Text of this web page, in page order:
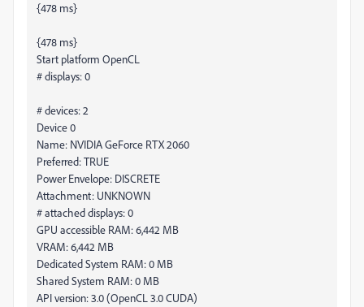
{478 ms}
{478 ms}
Start platform OpenCL
# displays: 0
# devices: 2
Device 0
Name: NVIDIA GeForce RTX 2060
Preferred: TRUE
Power Envelope: DISCRETE
Attachment: UNKNOWN
# attached displays: 0
GPU accessible RAM: 6,442 MB
VRAM: 6,442 MB
Dedicated System RAM: 0 MB
Shared System RAM: 0 MB
API version: 3.0 (OpenCL 3.0 CUDA)